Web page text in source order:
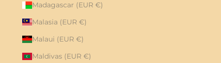
Madagascar (EUR €)
Malasia (EUR €)
Malaui (EUR €)
Maldivas (EUR €)